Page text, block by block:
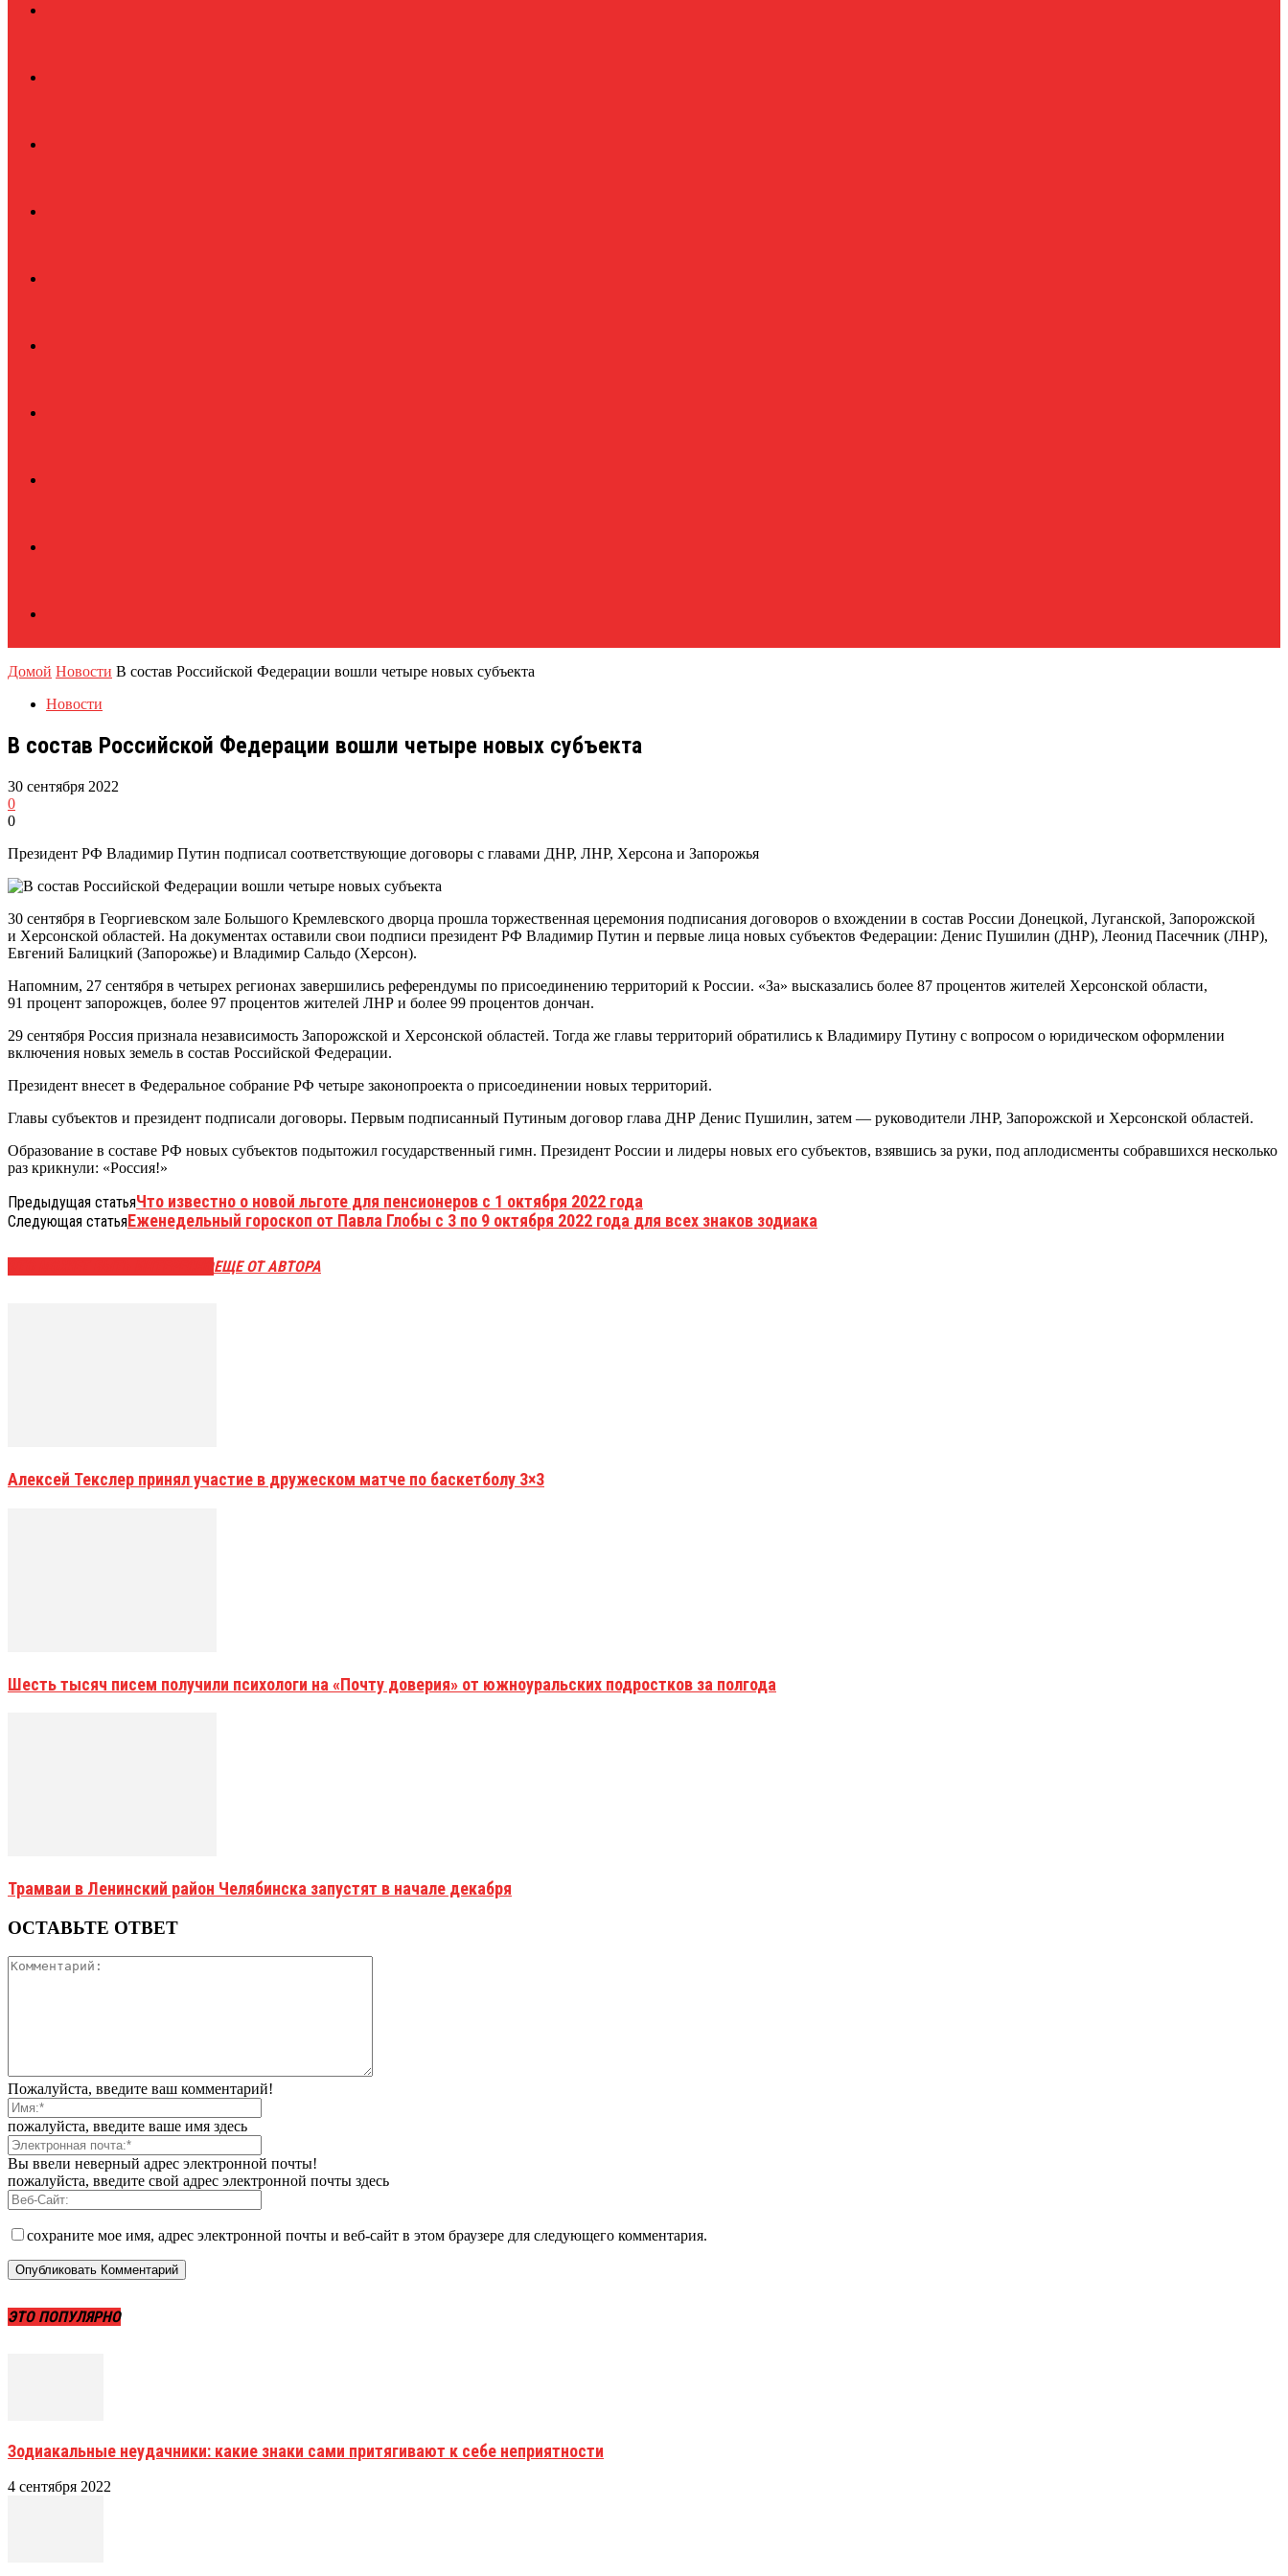
Домой Новости В состав Российской Федерации вошли четыре новых субъекта
Новости
В состав Российской Федерации вошли четыре новых субъекта
30 сентября 2022
0
0
Президент РФ Владимир Путин подписал соответствующие договоры с главами ДНР, ЛНР, Херсона и Запорожья
30 сентября в Георгиевском зале Большого Кремлевского дворца прошла торжественная церемония подписания договоров о вхождении в состав России Донецкой, Луганской, Запорожской
и Херсонской областей. На документах оставили свои подписи президент РФ Владимир Путин и первые лица новых субъектов Федерации: Денис Пушилин (ДНР), Леонид Пасечник (ЛНР),
Евгений Балицкий (Запорожье) и Владимир Сальдо (Херсон).
Напомним, 27 сентября в четырех регионах завершились референдумы по присоединению территорий к России. «За» высказались более 87 процентов жителей Херсонской области,
91 процент запорожцев, более 97 процентов жителей ЛНР и более 99 процентов дончан.
29 сентября Россия признала независимость Запорожской и Херсонской областей. Тогда же главы территорий обратились к Владимиру Путину с вопросом о юридическом оформлении
включения новых земель в состав Российской Федерации.
Президент внесет в Федеральное собрание РФ четыре законопроекта о присоединении новых территорий.
Главы субъектов и президент подписали договоры. Первым подписанный Путиным договор глава ДНР Денис Пушилин, затем — руководители ЛНР, Запорожской и Херсонской областей.
Образование в составе РФ новых субъектов подытожил государственный гимн. Президент России и лидеры новых его субъектов, взявшись за руки, под аплодисменты собравшихся несколько
раз крикнули: «Россия!»
Предыдущая статьяЧто известно о новой льготе для пенсионеров с 1 октября 2022 года
Следующая статьяЕженедельный гороскоп от Павла Глобы с 3 по 9 октября 2022 года для всех знаков зодиака
ЕЩЕ ОТ АВТОРА
Алексей Текслер принял участие в дружеском матче по баскетболу 3×3
Шесть тысяч писем получили психологи на «Почту доверия» от южноуральских подростков за полгода
Трамваи в Ленинский район Челябинска запустят в начале декабря
ОСТАВЬТЕ ОТВЕТ
Пожалуйста, введите ваш комментарий!
пожалуйста, введите ваше имя здесь
Вы ввели неверный адрес электронной почты!
пожалуйста, введите свой адрес электронной почты здесь
сохраните мое имя, адрес электронной почты и веб-сайт в этом браузере для следующего комментария.
ЭТО ПОПУЛЯРНО
Зодиакальные неудачники: какие знаки сами притягивают к себе неприятности
4 сентября 2022